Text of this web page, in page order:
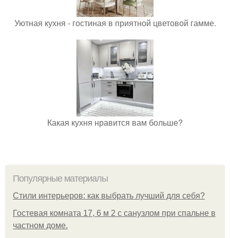
Уютная кухня - гостиная в приятной цветовой гамме.
Какая кухня нравится вам больше?
Популярные материалы
Стили интерьеров: как выбрать лучший для себя?
Гостевая комната 17, 6 м 2 с санузлом при спальне в
частном доме.